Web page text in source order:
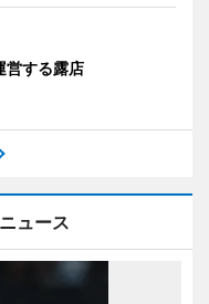
営する露店
ュース